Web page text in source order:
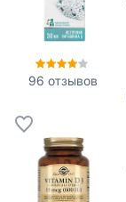
96 отзывов